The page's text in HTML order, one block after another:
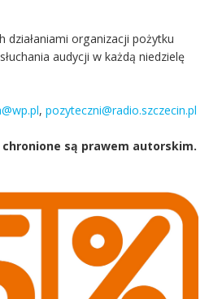
działaniami organizacji pożytku
audycji w każdą niedzielę
,pozyteczni@radio.szczecin.pl
są prawem autorskim.